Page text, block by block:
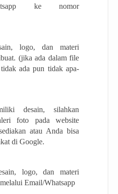
ke nomor
logo, dan materi
(jika ada dalam file
ada pun tidak apa-
desain, silahkan
foto pada website
atau Anda bisa
di Google.
logo, dan materi
Email/Whatsapp